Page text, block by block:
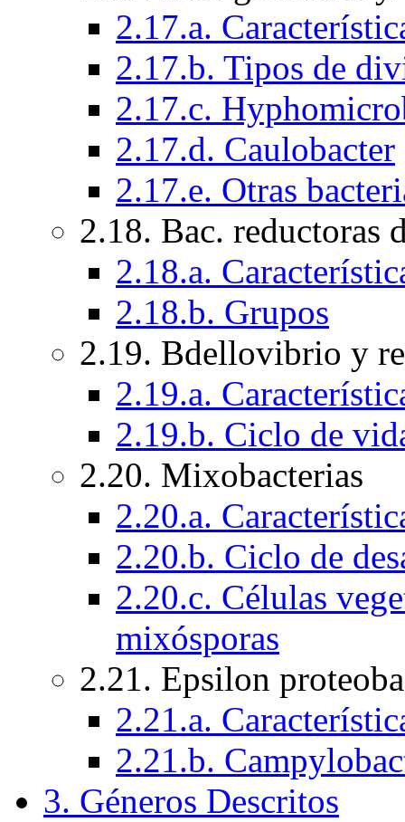
2.17.a.
2.17.b. Tipos de
2.17.c.
2.17.d. Caulobacter
2.17.e. Otras
2.18. Bac. reductoras
2.18.a.
2.18.b. Grupos
2.19. Bdellovibrio y
2.19.a.
2.19.b. Ciclo de
2.20. Mixobacterias
2.20.a.
2.20.b. Ciclo de
2.20.c. Células
mixósporas
2.21. Epsilon
2.21.a.
2.21.b.
3. Géneros Descritos